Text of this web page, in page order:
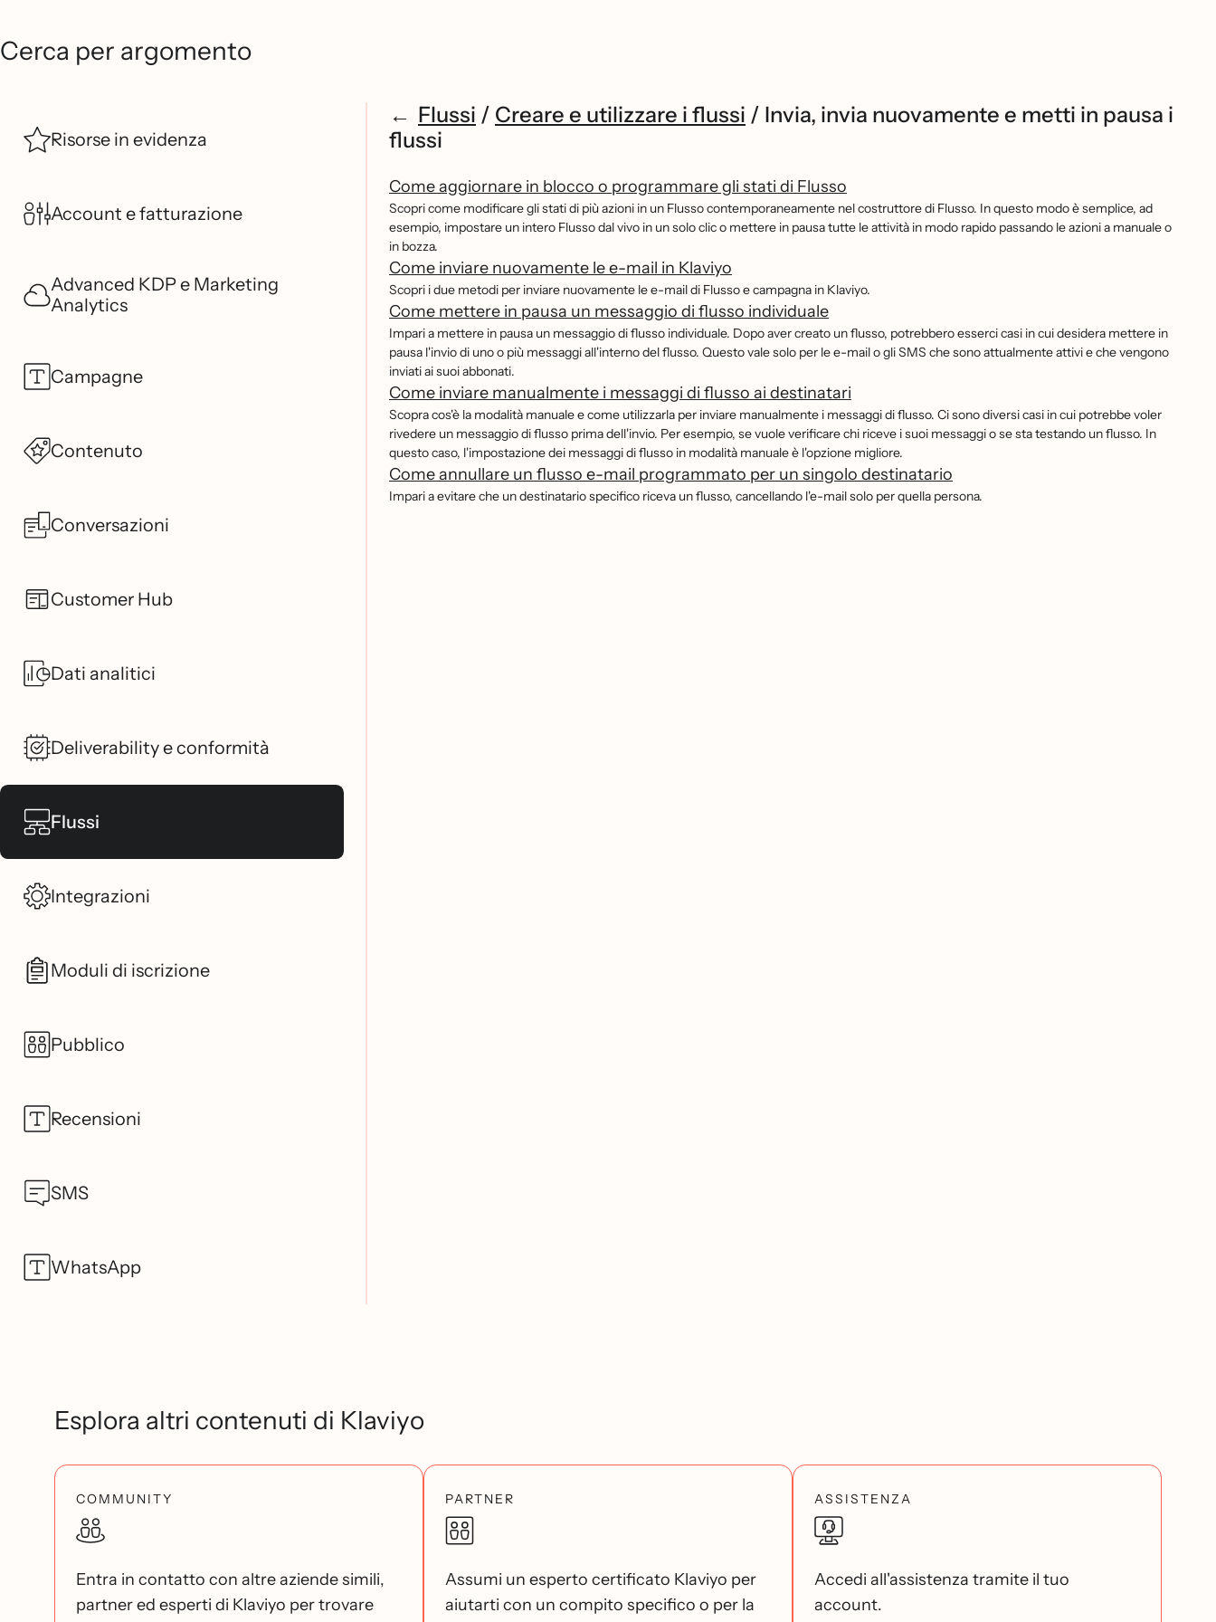
Cerca per argomento
Risorse in evidenza
Account e fatturazione
Advanced KDP e Marketing
Analytics
Campagne
Contenuto
Conversazioni
Customer Hub
Dati analitici
Deliverability e conformità
Flussi
Integrazioni
Moduli di iscrizione
Pubblico
Recensioni
SMS
WhatsApp
Flussi / Creare e utilizzare i flussi / Invia, invia nuovamente e metti in pausa i
flussi
Come aggiornare in blocco o programmare gli stati di Flusso
Scopri come modificare gli stati di più azioni in un Flusso contemporaneamente nel costruttore di Flusso. In questo modo è semplice, ad
esempio, impostare un intero Flusso dal vivo in un solo clic o mettere in pausa tutte le attività in modo rapido passando le azioni a manuale o
in bozza.
Come inviare nuovamente le e-mail in Klaviyo
Scopri i due metodi per inviare nuovamente le e-mail di Flusso e campagna in Klaviyo.
Come mettere in pausa un messaggio di flusso individuale
Impari a mettere in pausa un messaggio di flusso individuale. Dopo aver creato un flusso, potrebbero esserci casi in cui desidera mettere in
pausa l'invio di uno o più messaggi all'interno del flusso. Questo vale solo per le e-mail o gli SMS che sono attualmente attivi e che vengono
inviati ai suoi abbonati.
Come inviare manualmente i messaggi di flusso ai destinatari
Scopra cos'è la modalità manuale e come utilizzarla per inviare manualmente i messaggi di flusso. Ci sono diversi casi in cui potrebbe voler
rivedere un messaggio di flusso prima dell'invio. Per esempio, se vuole verificare chi riceve i suoi messaggi o se sta testando un flusso. In
questo caso, l'impostazione dei messaggi di flusso in modalità manuale è l'opzione migliore.
Come annullare un flusso e-mail programmato per un singolo destinatario
Impari a evitare che un destinatario specifico riceva un flusso, cancellando l'e-mail solo per quella persona.
Esplora altri contenuti di Klaviyo
COMMUNITY
Entra in contatto con altre aziende simili,
partner ed esperti di Klaviyo per trovare
PARTNER
Assumi un esperto certificato Klaviyo per
aiutarti con un compito specifico o per la
ASSISTENZA
Accedi all'assistenza tramite il tuo
account.